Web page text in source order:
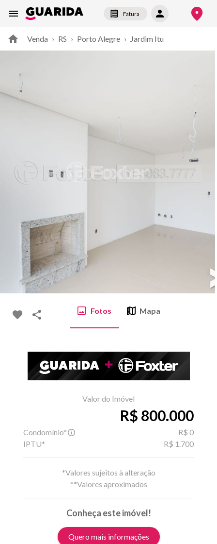
Fatura
Venda › RS › Porto Alegre › Jardim Itu
Fotos Mapa
Valor do Imóvel
R$ 800.000
Condomínio*
R$ 0
IPTU*
R$ 1.700
*Valores sujeitos à alteração
**Valores aproximados
Conheça este imóvel!
Quero mais informações